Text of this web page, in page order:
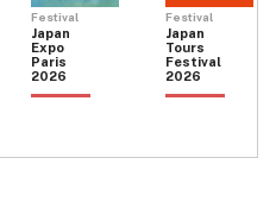
Festival
Japan
Expo
Paris
2026
Festival
Japan
Tours
Festival
2026